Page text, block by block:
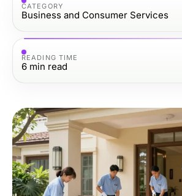
CATEGORY
Business and Consumer Services
READING TIME
6 min read